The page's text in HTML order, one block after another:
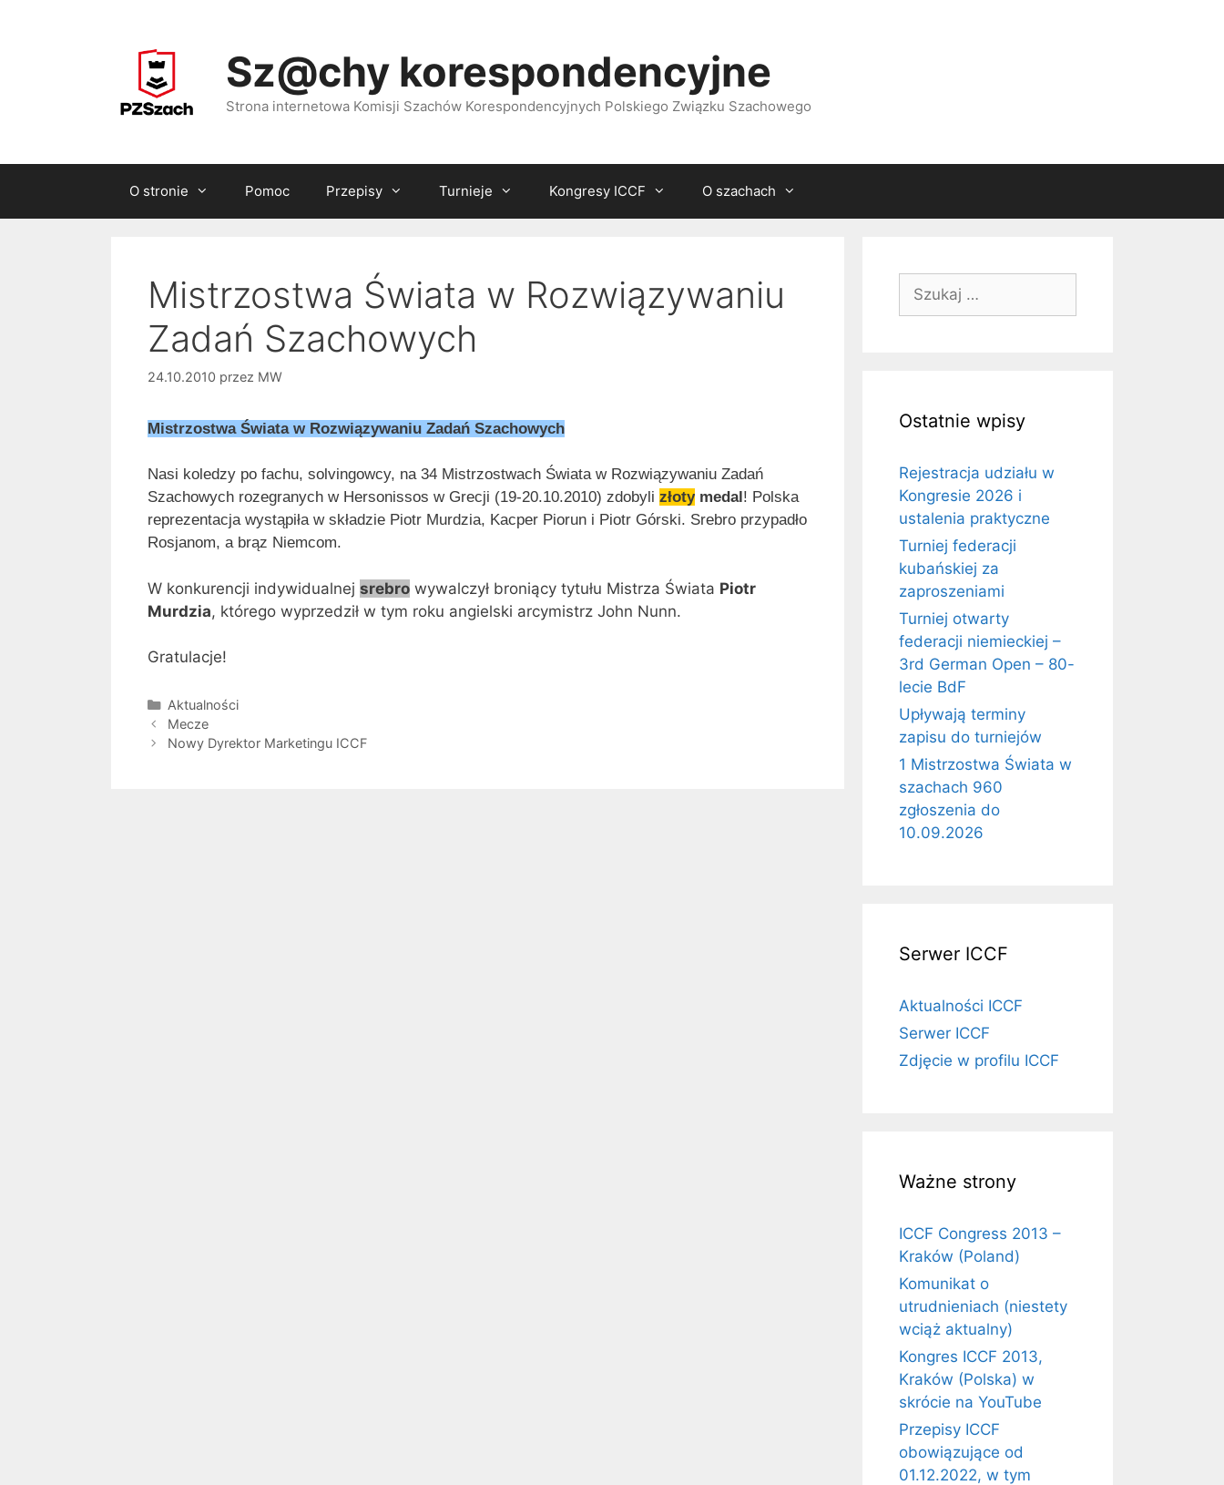
Sz@chy korespondencyjne
Strona internetowa Komisji Szachów Korespondencyjnych Polskiego Związku Szachowego
O stronie Pomoc Przepisy Turnieje Kongresy ICCF O szachach
Mistrzostwa Świata w Rozwiązywaniu
Zadań Szachowych
24.10.2010 przez MW
Mistrzostwa Świata w Rozwiązywaniu Zadań Szachowych
Nasi koledzy po fachu, solvingowcy, na 34 Mistrzostwach Świata w Rozwiązywaniu Zadań
Szachowych rozegranych w Hersonissos w Grecji (19-20.10.2010) zdobyli złoty medal ! Polska
reprezentacja wystąpiła w składzie Piotr Murdzia, Kacper Piorun i Piotr Górski. Srebro przypadło
Rosjanom, a brąz Niemcom.
W konkurencji indywidualnej srebro wywalczył broniący tytułu Mistrza Świata Piotr
Murdzia, którego wyprzedził w tym roku angielski arcymistrz John Nunn.
Gratulacje!
Kategorie
Aktualności
Mecze
Nowy Dyrektor Marketingu ICCF
Ostatnie wpisy
Rejestracja udziału w
Kongresie 2026 i
ustalenia praktyczne
Turniej federacji
kubańskiej za
zaproszeniami
Turniej otwarty
federacji niemieckiej –
3rd German Open – 80-
lecie BdF
Upływają terminy
zapisu do turniejów
1 Mistrzostwa Świata w
szachach 960
zgłoszenia do
10.09.2026
Serwer ICCF
Aktualności ICCF
Serwer ICCF
Zdjęcie w profilu ICCF
Ważne strony
ICCF Congress 2013 –
Kraków (Poland)
Komunikat o
utrudnieniach (niestety
wciąż aktualny)
Kongres ICCF 2013,
Kraków (Polska) w
skrócie na YouTube
Przepisy ICCF
obowiązujące od
01.12.2022, w tym